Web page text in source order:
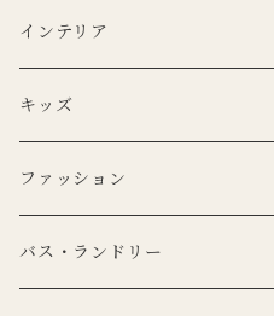
Lino e Lina
BERTOZZI
キッチンクロス
Lino e Lina
BERTOZZI
プレート
CARRON
3RD CERAMICS
ボウル
CARRON
KANEKO KOHYO POTTERY
マグカップ
CARRON
グラス
インテリア
ポータブルランプ
マイクロシリーズ
クラシックシリーズ
LEDキャンドル
LEDキャンドル
キャンドルホルダー
キッズ
ぬいぐるみ
ピロー
ファッション
トートバッグ
バス・ランドリー